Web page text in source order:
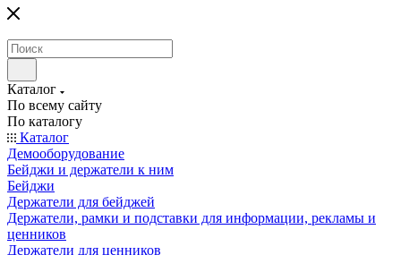
Каталог
По всему сайту
По каталогу
Каталог
Демооборудование
Бейджи и держатели к ним
Бейджи
Держатели для бейджей
Держатели, рамки и подставки для информации, рекламы и
ценников
Держатели для ценников